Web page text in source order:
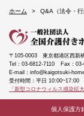
ホーム Q&A（法令・行
〒105-0003 東京都港区西新
Tel：03-6812-7110
Fax：
E-mail：info@kaigotsuki-
受付時間：平日 10:00~17:00
「新型コロナウィルス感染拡
個人保護方